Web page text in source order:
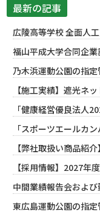
最新の記事
広陵高等学校 全面人
福山平成大学合同企
乃木浜運動公園の指
【施工実績】遮光ネ
「健康経営優良法人
「スポーツエールカ
【弊社取扱い商品紹
【採用情報】2027年
中間業績報告会およ
東広島運動公園の指